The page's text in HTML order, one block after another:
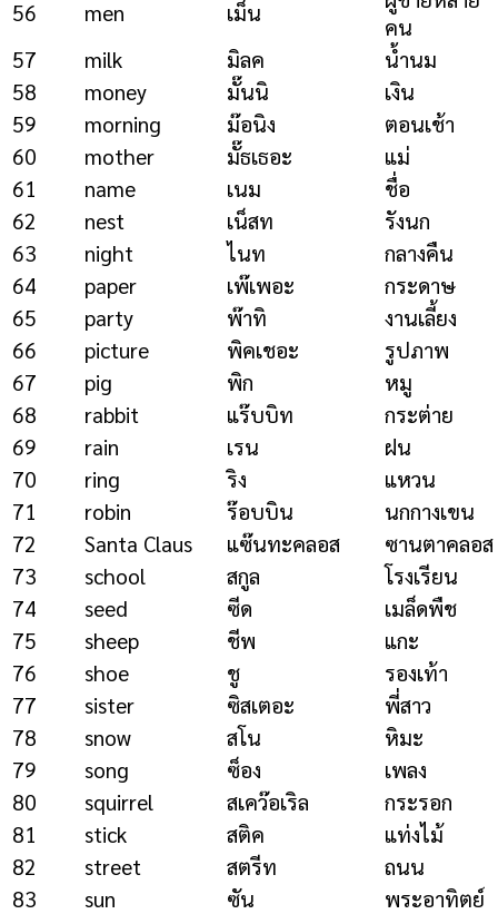
56 men เม็น
คน
57
milk มิลค
น้ำนม
58
money มั๊นนิ
เงิน
59
morning ม๊อนิง
ตอนเช้า
60
mother มั๊ธเธอะ
แม่
61
name เนม
ชื่อ
62
nest เน็สท
รังนก
63
night ไนท
กลางคืน
64
paper เพ๊เพอะ
กระดาษ
65
party พ๊าทิ
งานเลี้ยง
66
picture พิคเชอะ
รูปภาพ
67
pig พิก
หมู
68
rabbit แร๊บบิท
กระต่าย
69
rain เรน
ฝน
70
ring ริง
แหวน
71
robin ร๊อบบิน
นกกางเขน
72
Santa Claus แซ๊นทะคลอส
ซานตาคลอส
73
school สกูล
โรงเรียน
74
seed ซีด
เมล็ดพืช
75
sheep ชีพ
แกะ
76
shoe ชู
รองเท้า
77
sister ซิสเตอะ
พี่สาว
78
snow สโน
หิมะ
79
song ซ็อง
เพลง
80
squirrel สเคว๊อเริล
กระรอก
81
stick สติค
แท่งไม้
82
street สตรีท
ถนน
83
sun ซัน
พระอาทิตย์